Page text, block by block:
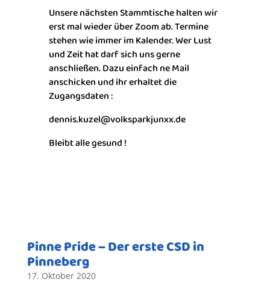
Unsere nächsten Stammtische halten wir
erst mal wieder über Zoom ab. Termine
stehen wie immer im Kalender. Wer Lust
und Zeit hat darf sich uns gerne
anschließen. Dazu einfach ne Mail
anschicken und ihr erhaltet die
Zugangsdaten :
dennis.kuzel@volksparkjunxx.de
Bleibt alle gesund !
Pinne Pride – Der erste CSD in
Pinneberg
17. Oktober 2020